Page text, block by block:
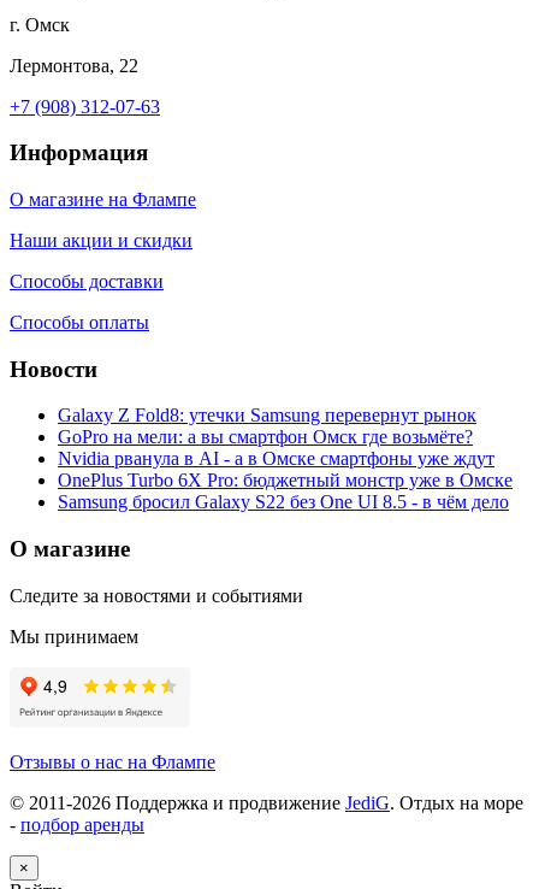
г. Омск
Лермонтова, 22
+7 (908) 312-07-63
Информация
О магазине на Флампе
Наши акции и скидки
Способы доставки
Способы оплаты
Новости
Galaxy Z Fold8: утечки Samsung перевернут рынок
GoPro на мели: а вы смартфон Омск где возьмёте?
Nvidia рванула в AI - а в Омске смартфоны уже ждут
OnePlus Turbo 6X Pro: бюджетный монстр уже в Омске
Samsung бросил Galaxy S22 без One UI 8.5 - в чём дело
О магазине
Следите за новостями и событиями
Мы принимаем
Отзывы о нас на Флампе
© 2011-2026 Поддержка и продвижение JediG. Отдых на море
- подбор аренды
×